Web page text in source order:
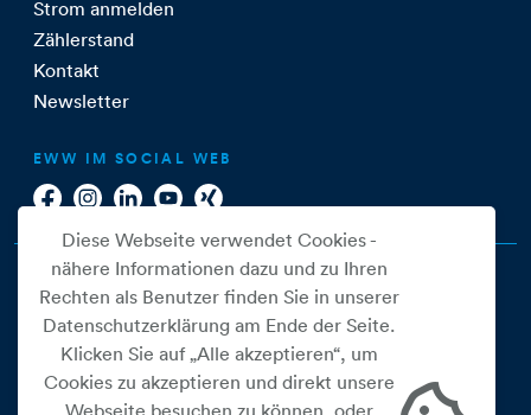
Strom anmelden
Zählerstand
Kontakt
Newsletter
EWW IM SOCIAL WEB
Diese Webseite verwendet Cookies -
nähere Informationen dazu und zu Ihren
Rechten als Benutzer finden Sie in unserer
Datenschutzerklärung am Ende der Seite.
Klicken Sie auf „Alle akzeptieren“, um
Cookies zu akzeptieren und direkt unsere
Webseite besuchen zu können, oder